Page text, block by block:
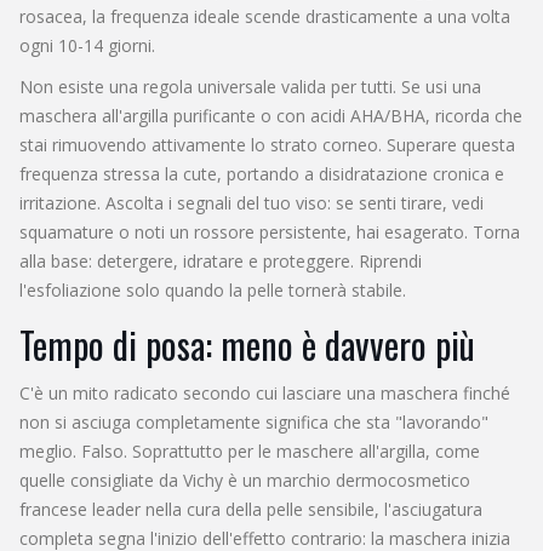
rosacea, la frequenza ideale scende drasticamente a una volta
ogni 10-14 giorni.
Non esiste una regola universale valida per tutti. Se usi una
maschera all'argilla purificante o con acidi AHA/BHA, ricorda che
stai rimuovendo attivamente lo strato corneo. Superare questa
frequenza stressa la cute, portando a disidratazione cronica e
irritazione. Ascolta i segnali del tuo viso: se senti tirare, vedi
squamature o noti un rossore persistente, hai esagerato. Torna
alla base: detergere, idratare e proteggere. Riprendi
l'esfoliazione solo quando la pelle tornerà stabile.
Tempo di posa: meno è davvero più
C'è un mito radicato secondo cui lasciare una maschera finché
non si asciuga completamente significa che sta "lavorando"
meglio. Falso. Soprattutto per le maschere all'argilla, come
quelle consigliate da Vichy è un marchio dermocosmetico
francese leader nella cura della pelle sensibile, l'asciugatura
completa segna l'inizio dell'effetto contrario: la maschera inizia